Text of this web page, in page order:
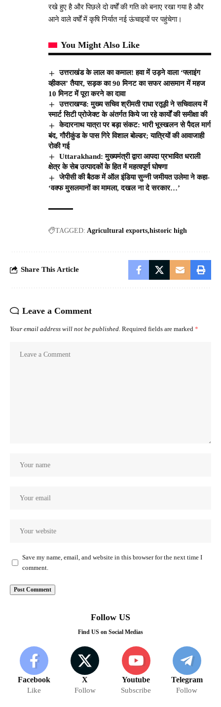
रखे हुए है और पिछले दो वर्षों की गति को बनाए रखा गया है और
आने वाले वर्षों में कृषि निर्यात नई ऊंचाइयों पर पहुंचेगा।
You Might Also Like
उत्तराखंड के लाल का कमाल! हवा में उड़ने वाला ‘फ्लाइंग
व्हीकल’ तैयार, सड़क का 90 मिनट का सफर आसमान में महज
10 मिनट में पूरा करने का दावा
उत्तराखण्ड: मुख्य सचिव श्रीमती राधा रतूड़ी ने सचिवालय में
स्मार्ट सिटी प्रोजेक्ट के अंतर्गत किये जा रहे कार्यों की समीक्षा की
केदारनाथ यात्रा पर बड़ा संकट: भारी भूस्खलन से पैदल मार्ग
बंद, गौरीकुंड के पास गिरे विशाल बोल्डर; यात्रियों की आवाजाही
रोकी गई
Uttarakhand: मुख्यमंत्री द्वारा आपदा प्रभावित धराली
क्षेत्र के सेब उत्पादकों के हित में महत्वपूर्ण घोषणा
जेपीसी की बैठक में ऑल इंडिया सुन्नी जमीयत उलेमा ने कहा-
‘वक्फ मुसलमानों का मामला, दखल ना दे सरकार…’
TAGGED: Agricultural exports historic high
Share This Article
Leave a Comment
Your email address will not be published. Required fields are marked *
Save my name, email, and website in this browser for the next time I
comment.
Follow US
Find US on Social Medias
Facebook
Like
X
Follow
Youtube
Subscribe
Telegram
Follow